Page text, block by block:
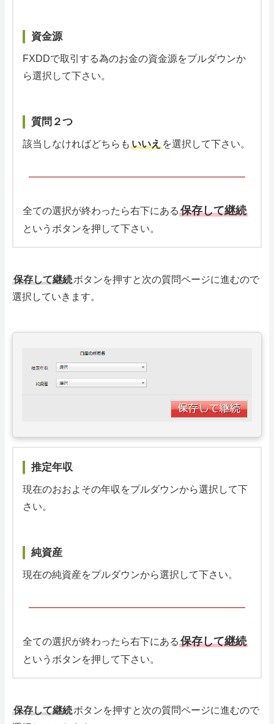
資金源
FXDDで取引する為のお金の資金源をプルダウンか
ら選択して下さい。
質問２つ
該当しなければどちらも いいえ を選択して下さい。
全ての選択が終わったら右下にある 保存して継続
というボタンを押して下さい。
保存して継続ボタンを押すと次の質問ページに進むので
選択していきます。
推定年収
現在のおおよその年収をプルダウンから選択して下
さい。
純資産
現在の純資産をプルダウンから選択して下さい。
全ての選択が終わったら右下にある 保存して継続
というボタンを押して下さい。
保存して継続ボタンを押すと次の質問ページに進むので